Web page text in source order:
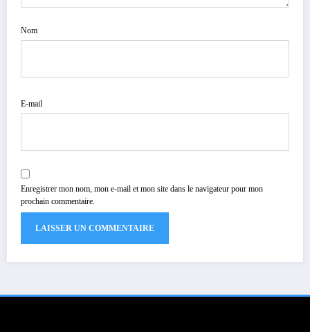
Nom
E-mail
Enregistrer mon nom, mon e-mail et mon site dans le navigateur pour mon
prochain commentaire.